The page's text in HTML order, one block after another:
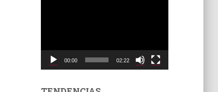
t
00:00 02:22